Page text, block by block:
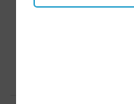
11,85€